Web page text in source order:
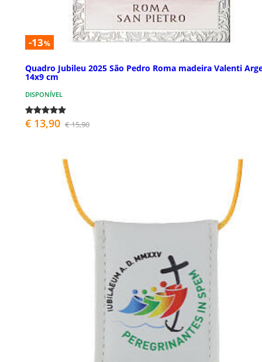
-13%
Quadro Jubileu 2025 São Pedro Roma madeira Valenti
14x9 cm
DISPONÍVEL
€ 13,90 € 15,90